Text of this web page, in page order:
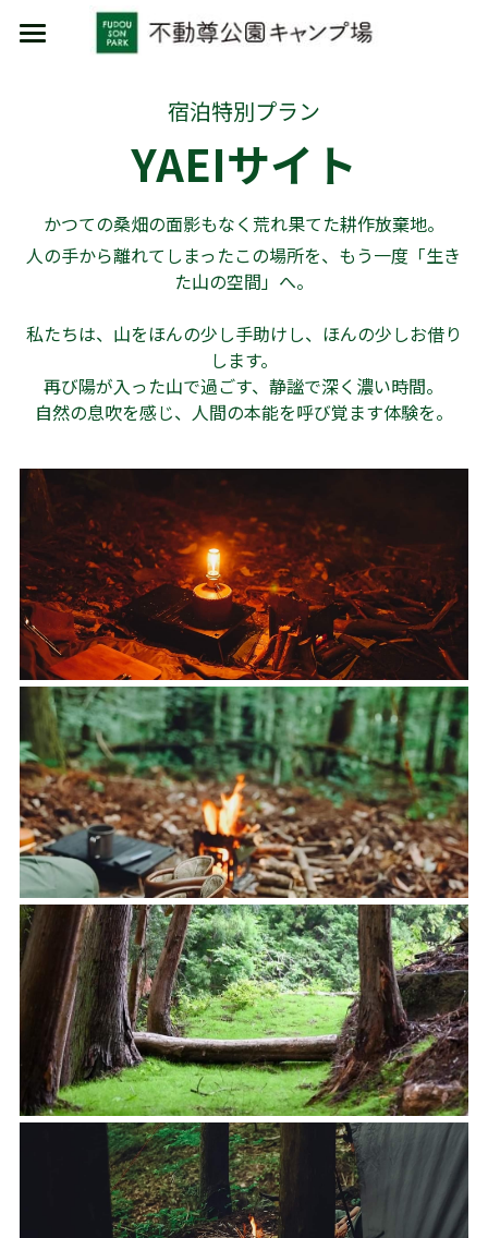
キャンプ
日帰り
物販/レンタル
レンタル品
カフェ/食材セット
場内ルール
場内案内
宿泊特別プラン
YAEIサイト
かつての桑畑の面影もなく荒れ果てた耕作放棄地。
人の手から離れてしまったこの場所を、もう一度「生き
た山の空間」へ。
私たちは、山をほんの少し手助けし、ほんの少しお借り
します。
再び陽が入った山で過ごす、静謐で深く濃い時間。
自然の息吹を感じ、人間の本能を呼び覚ます体験を。